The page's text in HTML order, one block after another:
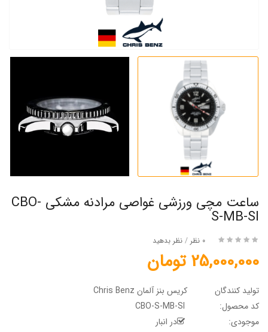
ساعت مچی ورزشی غواصی مرادنه مشکی CBO-
S-MB-SI
0 نظر / نظر بدهید
25,000,000 تومان
تولید کنندگان
کریس بنز آلمان Chris Benz
کد محصول:
موجودی:
در انبار